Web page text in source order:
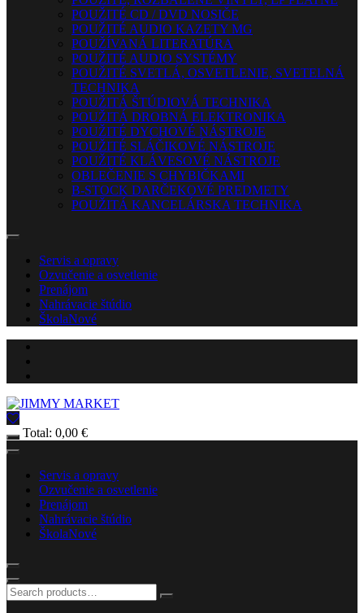
POUŽITÉ CD / DVD NOSIČE
POUŽITÉ AUDIO KAZETY MG
POUŽÍVANÁ LITERATÚRA
POUŽITÉ AUDIO SYSTÉMY
POUŽITÉ SVETLÁ, OSVETLENIE, SVETELNÁ
TECHNIKA
POUŽITÁ ŠTÚDIOVÁ TECHNIKA
POUŽITÁ DROBNÁ ELEKTRONIKA
POUŽITÉ DYCHOVÉ NÁSTROJE
POUŽITÉ SLÁČIKOVÉ NÁSTROJE
POUŽITÉ KLÁVESOVÉ NÁSTROJE
OBLEČENIE S CHYBIČKAMI
B-STOCK DARČEKOVÉ PREDMETY
POUŽITÁ KANCELÁRSKA TECHNIKA
Servis a opravy
Ozvučenie a osvetlenie
Prenájom
Nahrávacie štúdio
ŠkolaNové
Total: 0,00 €
Servis a opravy
Ozvučenie a osvetlenie
Prenájom
Nahrávacie štúdio
ŠkolaNové